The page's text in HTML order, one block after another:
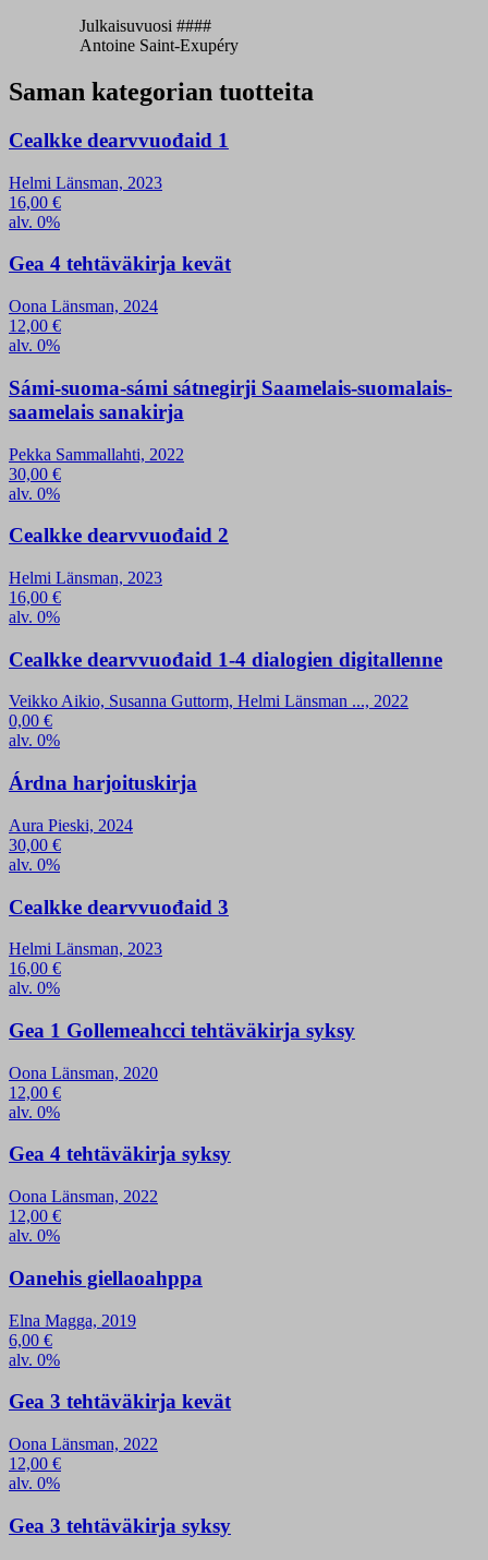
Julkaisuvuosi ####
Antoine Saint-Exupéry
Saman kategorian tuotteita
Cealkke dearvvuođaid 1
Helmi Länsman, 2023
16,00 €
alv. 0%
Gea 4 tehtäväkirja kevät
Oona Länsman, 2024
12,00 €
alv. 0%
Sámi-suoma-sámi sátnegirji Saamelais-suomalais-
saamelais sanakirja
Pekka Sammallahti, 2022
30,00 €
alv. 0%
Cealkke dearvvuođaid 2
Helmi Länsman, 2023
16,00 €
alv. 0%
Cealkke dearvvuođaid 1-4 dialogien digitallenne
Veikko Aikio, Susanna Guttorm, Helmi Länsman ..., 2022
0,00 €
alv. 0%
Árdna harjoituskirja
Aura Pieski, 2024
30,00 €
alv. 0%
Cealkke dearvvuođaid 3
Helmi Länsman, 2023
16,00 €
alv. 0%
Gea 1 Gollemeahcci tehtäväkirja syksy
Oona Länsman, 2020
12,00 €
alv. 0%
Gea 4 tehtäväkirja syksy
Oona Länsman, 2022
12,00 €
alv. 0%
Oanehis giellaoahppa
Elna Magga, 2019
6,00 €
alv. 0%
Gea 3 tehtäväkirja kevät
Oona Länsman, 2022
12,00 €
alv. 0%
Gea 3 tehtäväkirja syksy